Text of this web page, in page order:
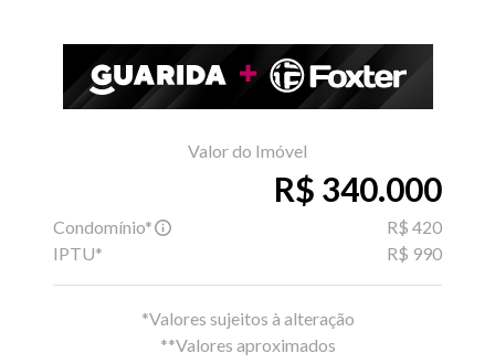
Valor do Imóvel
R$ 340.000
Condomínio*
R$ 420
IPTU*
R$ 990
*Valores sujeitos à alteração
**Valores aproximados